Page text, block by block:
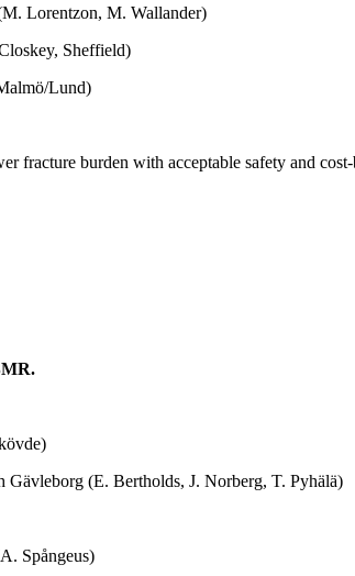
Lorentzon, M. Wallander)
Sheffield)
Lund)
fracture burden with acceptable safety and
Gävleborg (E. Bertholds, J. Norberg, T. Pyhälä)
Spångeus)